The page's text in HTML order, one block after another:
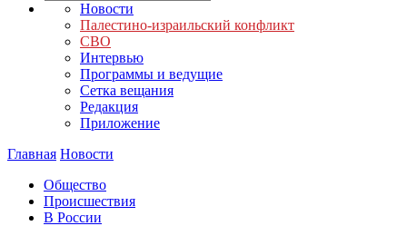
Новости
Палестино-израильский конфликт
СВО
Интервью
Программы и ведущие
Сетка вещания
Редакция
Приложение
Главная Новости
Общество
Происшествия
В России